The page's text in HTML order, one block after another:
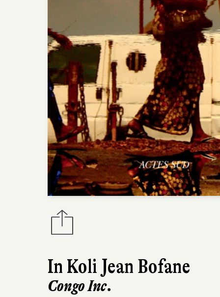
In Koli Jean Bofane
Congo Inc.